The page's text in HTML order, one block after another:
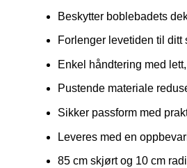
Beskytter boblebadets
Forlenger levetiden til ditt
Enkel håndtering med
Pustende materiale
Sikker passform med
Leveres med en
85 cm skjørt og 10 cm